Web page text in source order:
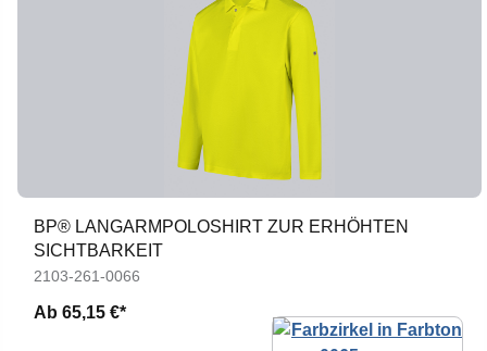
BP® LANGARMPOLOSHIRT ZUR ERHÖHTEN
SICHTBARKEIT
2103-261-0066
Ab 65,15 €*